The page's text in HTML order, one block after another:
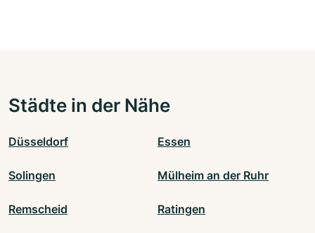
Städte in der Nähe
Düsseldorf Essen
Solingen Mülheim an der Ruhr
Remscheid Ratingen